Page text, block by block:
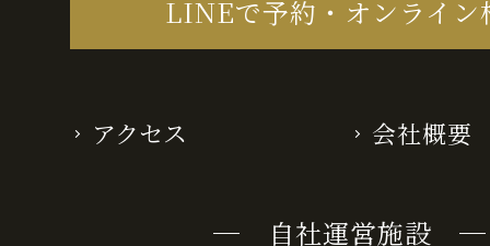
LINEで予約・オンライン
アクセス 会社概要
─ 自社運営施設 ─